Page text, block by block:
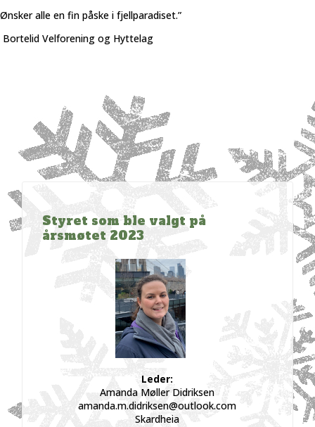
Ønsker alle en fin påske i fjellparadiset.”
Bortelid Velforening og Hyttelag
Styret som ble valgt på
årsmøtet 2023
Leder:
Amanda Møller Didriksen
amanda.m.didriksen@outlook.com
Skardheia